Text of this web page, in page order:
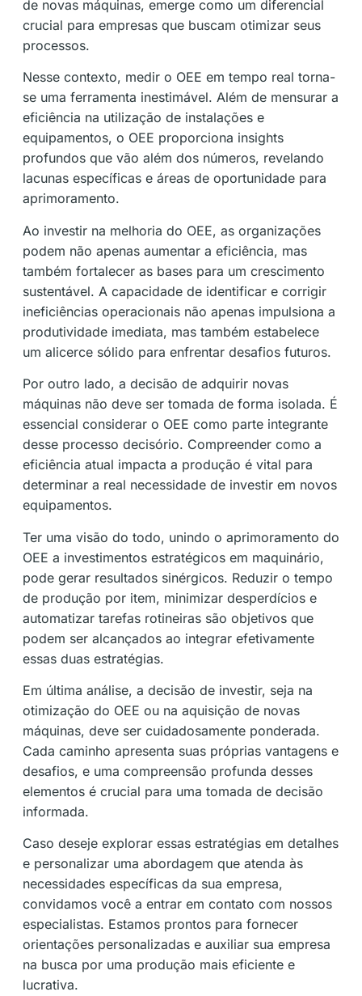
de novas máquinas, emerge como um diferencial
crucial para empresas que buscam otimizar seus
processos.
Nesse contexto, medir o OEE em tempo real torna-
se uma ferramenta inestimável. Além de mensurar a
eficiência na utilização de instalações e
equipamentos, o OEE proporciona insights
profundos que vão além dos números, revelando
lacunas específicas e áreas de oportunidade para
aprimoramento.
Ao investir na melhoria do OEE, as organizações
podem não apenas aumentar a eficiência, mas
também fortalecer as bases para um crescimento
sustentável. A capacidade de identificar e corrigir
ineficiências operacionais não apenas impulsiona a
produtividade imediata, mas também estabelece
um alicerce sólido para enfrentar desafios futuros.
Por outro lado, a decisão de adquirir novas
máquinas não deve ser tomada de forma isolada. É
essencial considerar o OEE como parte integrante
desse processo decisório. Compreender como a
eficiência atual impacta a produção é vital para
determinar a real necessidade de investir em novos
equipamentos.
Ter uma visão do todo, unindo o aprimoramento do
OEE a investimentos estratégicos em maquinário,
pode gerar resultados sinérgicos. Reduzir o tempo
de produção por item, minimizar desperdícios e
automatizar tarefas rotineiras são objetivos que
podem ser alcançados ao integrar efetivamente
essas duas estratégias.
Em última análise, a decisão de investir, seja na
otimização do OEE ou na aquisição de novas
máquinas, deve ser cuidadosamente ponderada.
Cada caminho apresenta suas próprias vantagens e
desafios, e uma compreensão profunda desses
elementos é crucial para uma tomada de decisão
informada.
Caso deseje explorar essas estratégias em detalhes
e personalizar uma abordagem que atenda às
necessidades específicas da sua empresa,
convidamos você a entrar em contato com nossos
especialistas. Estamos prontos para fornecer
orientações personalizadas e auxiliar sua empresa
na busca por uma produção mais eficiente e
lucrativa.